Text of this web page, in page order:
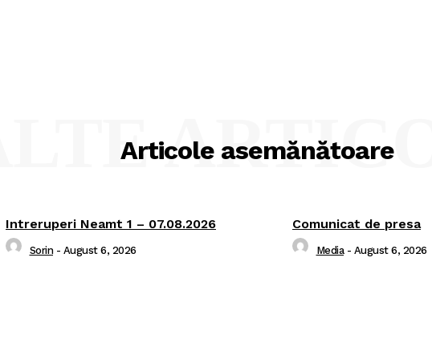
Articole asemănătoare
ALTE
Intreruperi Neamt 1 – 07.08.2026
Sorin - August 6, 2026
Comunicat de presa
Media - August 6, 2026